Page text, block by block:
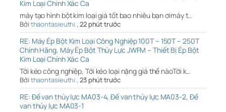
Kim Loại Chính Xác Ca
máy tạo hình bột kim loại giá tốt bao nhiêu bạn ơimáy t…
Bởi thaontasieuthi , 22 phút trước
RE: Máy Ép Bột Kim Loại Công Nghiệp 100T – 150T – 250T
Chính Hãng, Máy Ép Bột Thủy Lực JWFM – Thiết Bị Ép Bột
Kim Loại Chính Xác Ca
Tời kéo công nghiệp, Tới kéo loại nặng giá thế nàoTời k…
Bởi thaontasieuthi , 23 phút trước
RE: Đế van thủy lực MA03-4, Đế van thủy lực MA03-2, Đế
van thủy lực MA03-1